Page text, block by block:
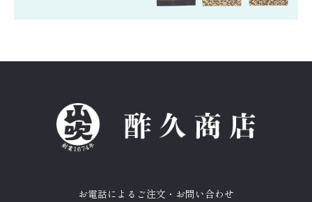
お電話によるご注文・お問い合わせ